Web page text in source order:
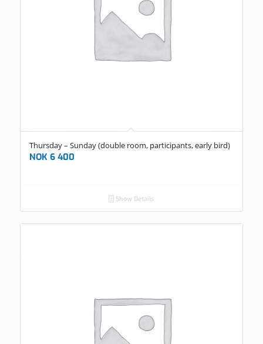
Thursday – Sunday (double room, participants, early bird)
NOK6 400
Show Details